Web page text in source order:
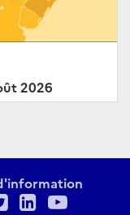
2026
TwitterLinkedIn